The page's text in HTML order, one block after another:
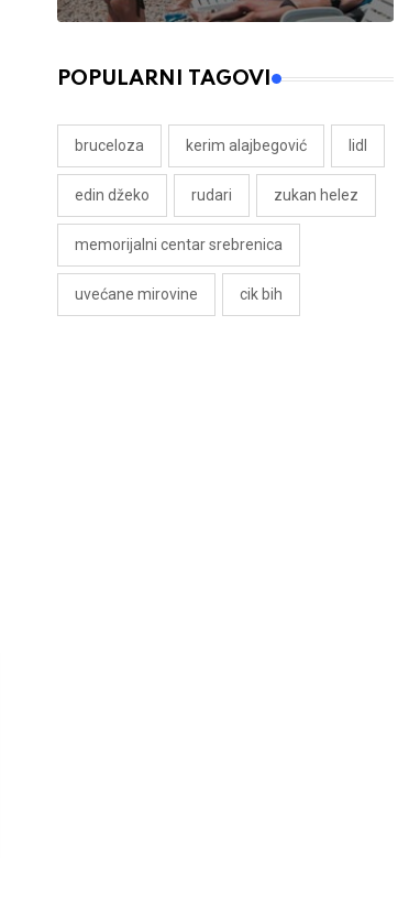
POPULARNI TAGOVI
bruceloza kerim alajbegović lidl
edin džeko rudari zukan helez
memorijalni centar srebrenica
uvećane mirovine cik bih